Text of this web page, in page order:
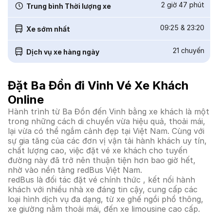
Trung bình Thời lượng xe 2 giờ 47 phút
Xe sớm nhất 09:25 & 23:20
Dịch vụ xe hàng ngày 21 chuyến
Đặt Ba Đồn đi Vinh Vé Xe Khách
Online
Hành trình từ Ba Đồn đến Vinh bằng xe khách là một
trong những cách di chuyển vừa hiệu quả, thoải mái,
lại vừa có thể ngắm cảnh đẹp tại Việt Nam. Cùng với
sự gia tăng của các đơn vị vận tải hành khách uy tín,
chất lượng cao, việc đặt vé xe khách cho tuyến
đường này đã trở nên thuận tiện hơn bao giờ hết,
nhờ vào nền tảng redBus Việt Nam.
redBus là đối tác đặt vé chính thức , kết nối hành
khách với nhiều nhà xe đáng tin cậy, cung cấp các
loại hình dịch vụ đa dạng, từ xe ghế ngồi phổ thông,
xe giường nằm thoải mái, đến xe limousine cao cấp.